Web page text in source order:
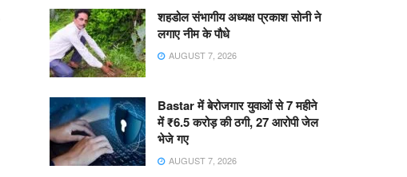
शहडोल संभागीय अध्यक्ष प्रकाश सोनी ने
लगाए नीम के पौधे
AUGUST 7, 2026
Bastar में बेरोजगार युवाओं से 7 महीने
में ₹6.5 करोड़ की ठगी, 27 आरोपी जेल
भेजे गए
AUGUST 7, 2026